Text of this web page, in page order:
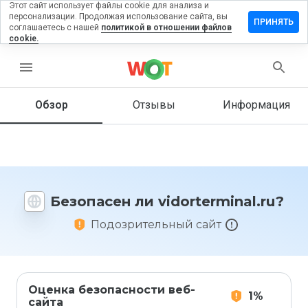
menu
Обзор Отзывы Информация
Безопасен ли vidorterminal.ru?
Подозрительный сайт
Оценка безопасности веб-
сайта
1%
на
Как бы
этот
1 до 5?
Этот сайт использует файлы cookie для анализа и
персонализации. Продолжая использование сайта, вы
соглашаетесь с нашей политикой в отношении файлов
cookie.
ПРИНЯТЬ